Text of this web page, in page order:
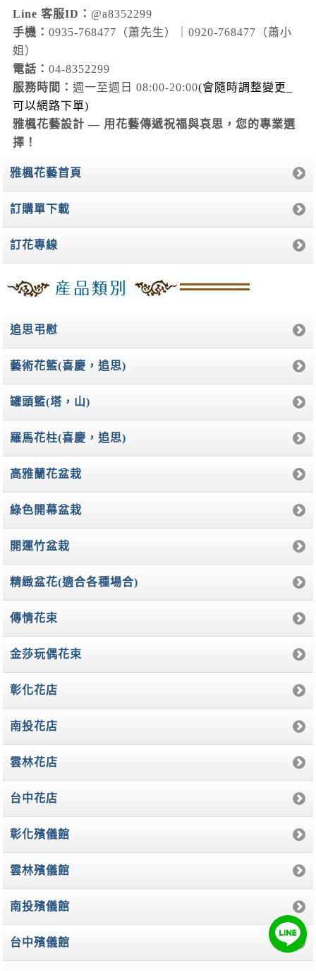
Line 客服ID： @a8352299
手機： 0935-768477（蕭先生）｜0920-768477（蕭小
姐）
電話： 04-8352299
服務時間： 週一至週日 08:00-20:00(會隨時調整變更_
可以網路下單)
雅楓花藝設計 — 用花藝傳遞祝福與哀思，您的專業選
擇！
雅楓花藝首頁
訂購單下載
訂花專線
追思弔慰
藝術花籃(喜慶，追思)
罐頭籃(塔，山)
羅馬花柱(喜慶，追思)
高雅蘭花盆栽
綠色開幕盆栽
開運竹盆栽
精緻盆花(適合各種場合)
傳情花束
金莎玩偶花束
彰化花店
南投花店
雲林花店
台中花店
彰化殯儀館
雲林殯儀館
南投殯儀館
台中殯儀館